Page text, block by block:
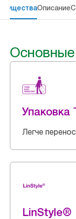
Описание
Упаковка
Легче
LinStyle®